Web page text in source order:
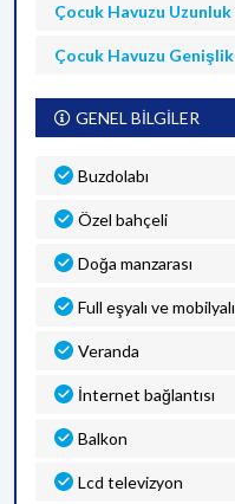
Çocuk Havuzu Uzunluk
Çocuk Havuzu Genişlik
GENEL BİLGİLER
Buzdolabı
Özel bahçeli
Doğa manzarası
Full eşyalı ve mobilyalı
Veranda
İnternet bağlantısı
Balkon
Lcd televizyon